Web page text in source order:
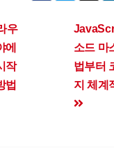
소드 마
법부터
지 체계
우
에
작
법